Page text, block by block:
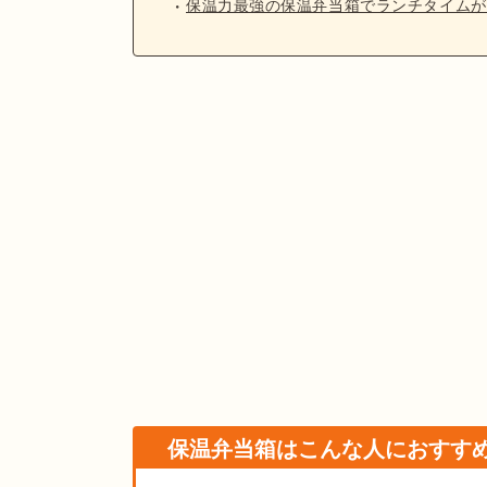
保温力最強の保温弁当箱でランチタイムが
保温弁当箱はこんな人におすす